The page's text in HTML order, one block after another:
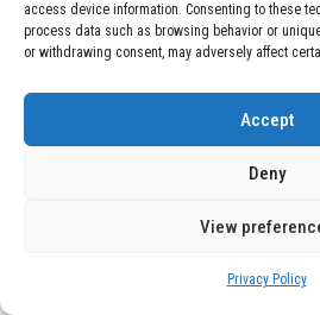
access device information. Consenting to these
process data such as browsing behavior or
or withdrawing consent, may adversely affect
Accept
Deny
View
Privacy Policy
04 BLOG December 24, 2025
Devastadora
de Ancianos de
Menos Dos Víctimas